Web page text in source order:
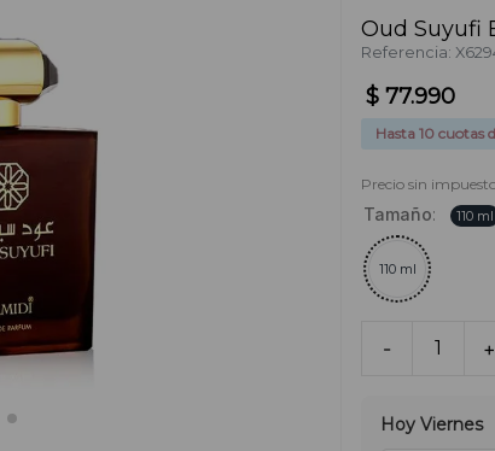
Oud Suyufi
Referencia:
$ 77.990
Hasta10 cuotas
Precio sin
Tamaño: 110 ml
110 ml
- 1 +
HoyViernes